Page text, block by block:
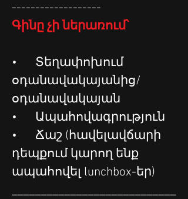
-------------------
Գինը չի ներառում՝
•	Տեղափոխում
օդանավակայանից/
օդանավակայան
•	Ապահովագրություն
•	Ճաշ (հավելավճարի
դեպքում կարող ենք
ապահովել lunchbox-եր)
____________________________